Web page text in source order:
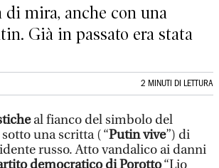
di mira, anche con una
Già in passato era stata
2 MINUTI DI LETTURA
al fianco del simbolo del
una scritta ( “Putin vive”) di
russo. Atto vandalico ai danni
democratico di Porotto“Lio